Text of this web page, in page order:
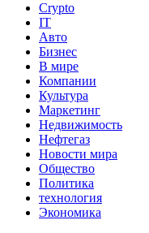
Crypto
IT
Авто
Бизнес
В мире
Компании
Культура
Маркетинг
Недвижимость
Нефтегаз
Новости мира
Общество
Политика
технология
Экономика